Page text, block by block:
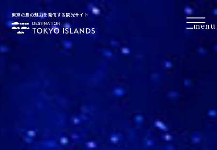
東京の島の魅力を発信する観光サイト
menu